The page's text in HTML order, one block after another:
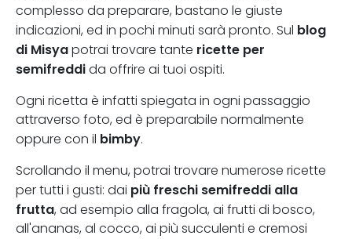
complesso da preparare, bastano le giuste
indicazioni, ed in pochi minuti sarà pronto. Sul blog
di Misya potrai trovare tante ricette per
semifreddi da offrire ai tuoi ospiti.
Ogni ricetta è infatti spiegata in ogni passaggio
attraverso foto, ed è preparabile normalmente
oppure con il bimby.
Scrollando il menu, potrai trovare numerose ricette
per tutti i gusti: dai più freschi semifreddi alla
frutta, ad esempio alla fragola, ai frutti di bosco,
all'ananas, al cocco, ai più succulenti e cremosi